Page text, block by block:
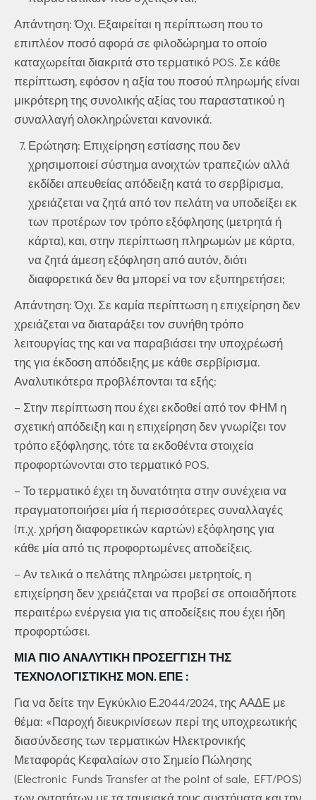
Απάντηση: Όχι. Εξαιρείται η περίπτωση που το
επιπλέον ποσό αφορά σε φιλοδώρημα το οποίο
καταχωρείται διακριτά στο τερματικό POS. Σε κάθε
περίπτωση, εφόσον η αξία του ποσού πληρωμής είναι
μικρότερη της συνολικής αξίας του παραστατικού η
συναλλαγή ολοκληρώνεται κανονικά.
Ερώτηση: Επιχείρηση εστίασης που δεν
χρησιμοποιεί σύστημα ανοιχτών τραπεζιών αλλά
εκδίδει απευθείας απόδειξη κατά το σερβίρισμα,
χρειάζεται να ζητά από τον πελάτη να υποδείξει εκ
των προτέρων τον τρόπο εξόφλησης (μετρητά ή
κάρτα), και, στην περίπτωση πληρωμών με κάρτα,
να ζητά άμεση εξόφληση από αυτόν, διότι
διαφορετικά δεν θα μπορεί να τον εξυπηρετήσει;
Απάντηση: Όχι. Σε καμία περίπτωση η επιχείρηση δεν
χρειάζεται να διαταράξει τον συνήθη τρόπο
λειτουργίας της και να παραβιάσει την υποχρέωσή
της για έκδοση απόδειξης με κάθε σερβίρισμα.
Αναλυτικότερα προβλέπονται τα εξής:
– Στην περίπτωση που έχει εκδοθεί από τον ΦΗΜ η
σχετική απόδειξη και η επιχείρηση δεν γνωρίζει τον
τρόπο εξόφλησης, τότε τα εκδοθέντα στοιχεία
προφορτώνoνται στο τερματικό POS.
– Το τερματικό έχει τη δυνατότητα στην συνέχεια να
πραγματοποιήσει μία ή περισσότερες συναλλαγές
(π.χ. χρήση διαφορετικών καρτών) εξόφλησης για
κάθε μία από τις προφορτωμένες αποδείξεις.
– Αν τελικά ο πελάτης πληρώσει μετρητοίς, η
επιχείρηση δεν χρειάζεται να προβεί σε οποιαδήποτε
περαιτέρω ενέργεια για τις αποδείξεις που έχει ήδη
προφορτώσει.
ΜΙΑ ΠΙΟ ΑΝΑΛΥΤΙΚΗ ΠΡΟΣΕΓΓΙΣΗ ΤΗΣ
ΤΕΧΝΟΛΟΓΙΣΤΙΚΗΣ ΜΟΝ. ΕΠΕ :
Για να δείτε την Εγκύκλιο Ε.2044/2024, της ΑΑΔΕ με
θέμα: «Παροχή διευκρινίσεων περί της υποχρεωτικής
διασύνδεσης των τερματικών Ηλεκτρονικής
Μεταφοράς Κεφαλαίων στο Σημείο Πώλησης
(Electronic Funds Transfer at the point of sale, EFT/POS)